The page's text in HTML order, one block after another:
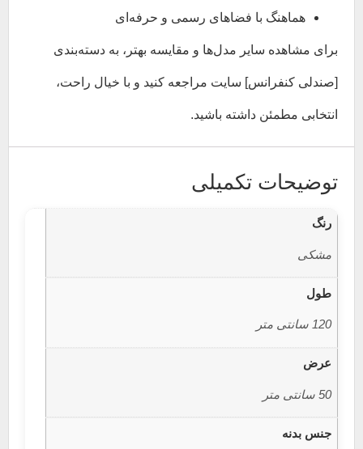
هماهنگ با فضاهای رسمی و حرفه‌ای
برای مشاهده سایر مدل‌ها و مقایسه بهتر، به دسته‌بندی
[صندلی کنفرانس] سایت مراجعه کنید و با خیال راحت،
انتخابی مطمئن داشته باشید.
توضیحات تکمیلی
رنگ
مشکی
طول
120 سانتی متر
عرض
50 سانتی متر
جنس بدنه